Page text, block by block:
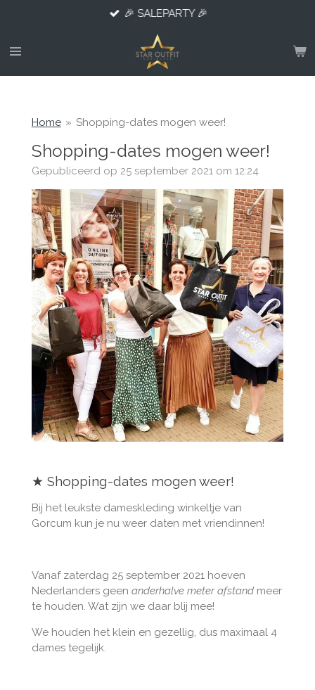
naar
hoofdinhoud
🎉 SALEPARTY 🎉
Home » Shopping-dates mogen weer!
Shopping-dates mogen weer!
Gepubliceerd op 25 september 2021 om 12:24
★ Shopping-dates mogen weer!
Bij het leukste dameskleding winkeltje van
Gorcum kun je nu weer daten met vriendinnen!
Vanaf zaterdag 25 september 2021 hoeven
Nederlanders geen anderhalve meter afstandmeer
te houden. Wat zijn we daar blij mee!
We houden het klein en gezellig, dus maximaal 4
dames tegelijk.